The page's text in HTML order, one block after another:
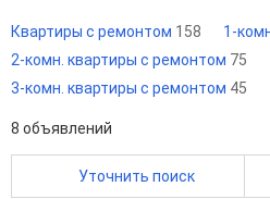
Квартиры с ремонтом 158 1-
2-комн. квартиры с ремонтом 75
3-комн. квартиры с ремонтом 45
8 объявлений
Уточнить поиск